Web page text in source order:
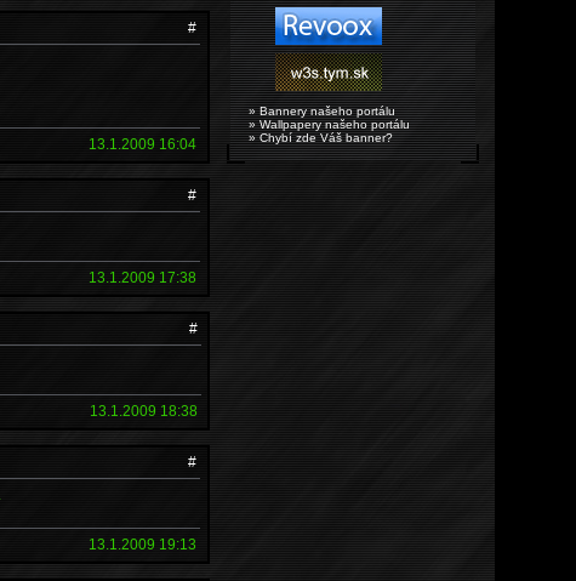
#
13.1.2009 16:04
#
13.1.2009 17:38
#
13.1.2009 18:38
#
13.1.2009 19:13
» Bannery našeho portálu
» Wallpapery našeho portálu
» Chybí zde Váš banner?